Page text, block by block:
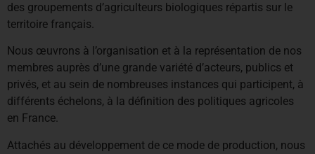
des groupements d’agriculteurs biologiques répartis sur le
territoire français.
Nous œuvrons à l’organisation et à la représentation de nos
membres auprès d’une grande variété d’acteurs, publics et
privés, et au sein de nombreuses instances qui participent, à
différents échelons, à la définition des politiques agricoles
en France.
Attachés au développement de ce mode de production, nous